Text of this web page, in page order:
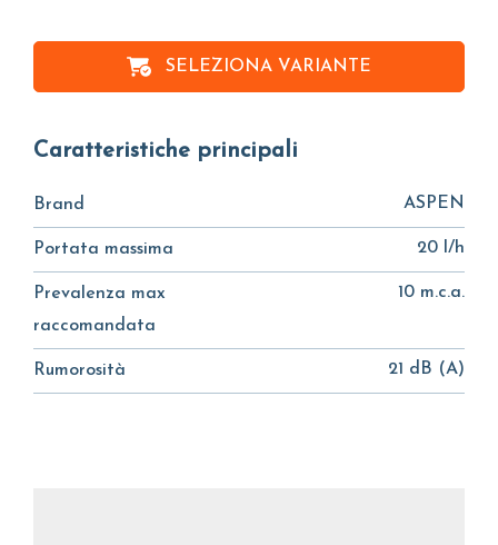
SELEZIONA VARIANTE
Caratteristiche principali
Brand ASPEN
Portata massima 20 l/h
Prevalenza max
raccomandata
10 m.c.a.
Rumorosità 21 dB (A)